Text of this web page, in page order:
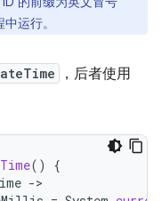
运行。
，后者使用
()
{
-